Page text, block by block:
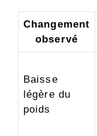
Changement
observé
Baisse
légère du
poids